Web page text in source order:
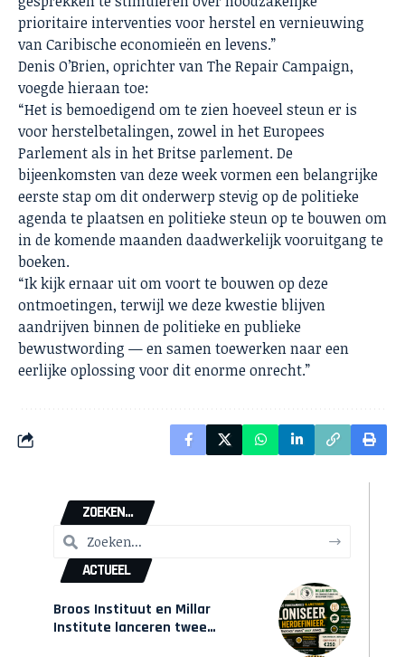
prioritaire interventies voor herstel en vernieuwing
van Caribische economieën en levens.”
Denis O’Brien, oprichter van The Repair Campaign,
voegde hieraan toe:
“Het is bemoedigend om te zien hoeveel steun er is
voor herstelbetalingen, zowel in het Europees
Parlement als in het Britse parlement. De
bijeenkomsten van deze week vormen een belangrijke
eerste stap om dit onderwerp stevig op de politieke
agenda te plaatsen en politieke steun op te bouwen om
in de komende maanden daadwerkelijk vooruitgang te
boeken.
“Ik kijk ernaar uit om voort te bouwen op deze
ontmoetingen, terwijl we deze kwestie blijven
aandrijven binnen de politieke en publieke
bewustwording — en samen toewerken naar een
eerlijke oplossing voor dit enorme onrecht.”
ZOEKEN...
ACTUEEL
Broos Instituut en Millar
Institute lanceren twee